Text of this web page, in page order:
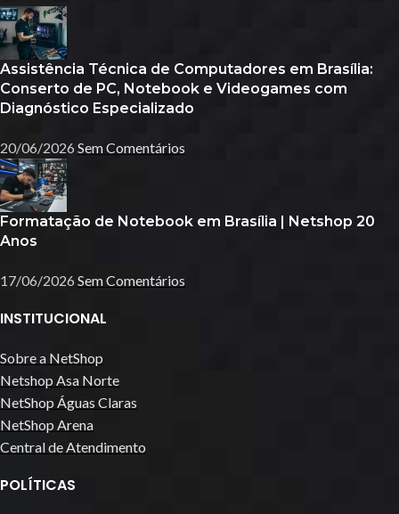
Assistência Técnica de Computadores em Brasília:
Conserto de PC, Notebook e Videogames com
Diagnóstico Especializado
20/06/2026 Sem Comentários
Formatação de Notebook em Brasília | Netshop 20
Anos
17/06/2026 Sem Comentários
INSTITUCIONAL
Sobre a NetShop
Netshop Asa Norte
NetShop Águas Claras
NetShop Arena
Central de Atendimento
POLÍTICAS